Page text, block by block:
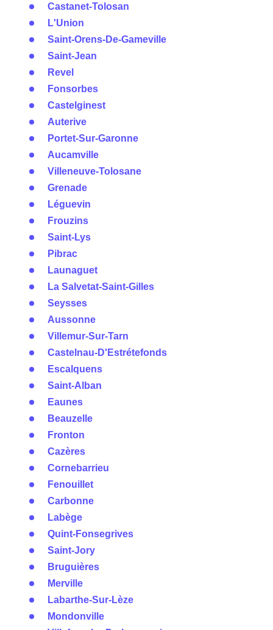
Castanet-Tolosan
L'Union
Saint-Orens-De-Gameville
Saint-Jean
Revel
Fonsorbes
Castelginest
Auterive
Portet-Sur-Garonne
Aucamville
Villeneuve-Tolosane
Grenade
Léguevin
Frouzins
Saint-Lys
Pibrac
Launaguet
La Salvetat-Saint-Gilles
Seysses
Aussonne
Villemur-Sur-Tarn
Castelnau-D'Estrétefonds
Escalquens
Saint-Alban
Eaunes
Beauzelle
Fronton
Cazères
Cornebarrieu
Fenouillet
Carbonne
Labège
Quint-Fonsegrives
Saint-Jory
Bruguières
Merville
Labarthe-Sur-Lèze
Mondonville